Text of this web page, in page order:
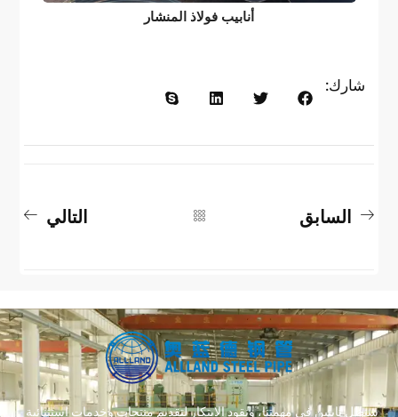
أنابيب فولاذ المنشار
شارك:
السابق التالي
سنظل ثابتين في مهمتنا، ونقود الابتكار لتقديم منتجات وخدمات استثنائية